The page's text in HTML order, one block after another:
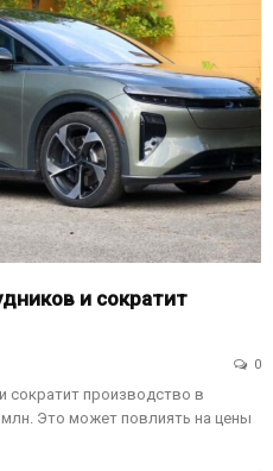
и сократит
0
сократит производство в
Это может повлиять на цены